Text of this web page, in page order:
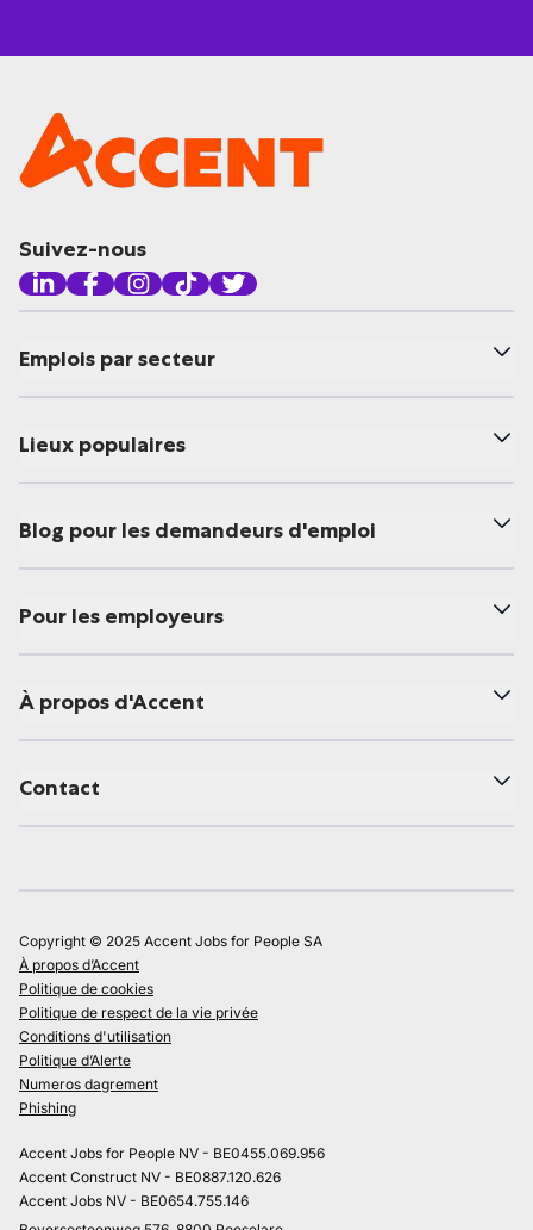
Suivez-nous
Emplois par secteur
Lieux populaires
Blog pour les demandeurs d'emploi
Pour les employeurs
À propos d'Accent
Contact
Copyright © 2025 Accent Jobs for People SA
À propos d’Accent
Politique de cookies
Politique de respect de la vie privée
Conditions d'utilisation
Politique d’Alerte
Numeros dagrement
Phishing
Accent Jobs for People NV - BE0455.069.956
Accent Construct NV - BE0887.120.626
Accent Jobs NV - BE0654.755.146